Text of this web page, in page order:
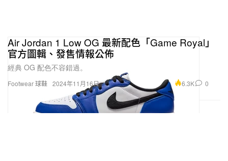
Footwear 球鞋
Air Jordan 1 Low OG 最新配色「Game Royal」
官方圖輯、發售情報公佈
經典 OG 配色不容錯過。
2024年11月16日 6.3K 0